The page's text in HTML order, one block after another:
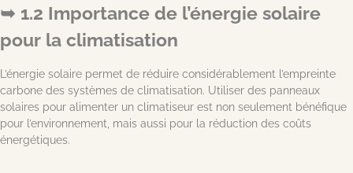
1.2 Importance de l’énergie solaire
pour la climatisation
L’énergie solaire permet de réduire considérablement l’empreinte
carbone des systèmes de climatisation. Utiliser des panneaux
solaires pour alimenter un climatiseur est non seulement bénéfique
pour l’environnement, mais aussi pour la réduction des coûts
énergétiques.